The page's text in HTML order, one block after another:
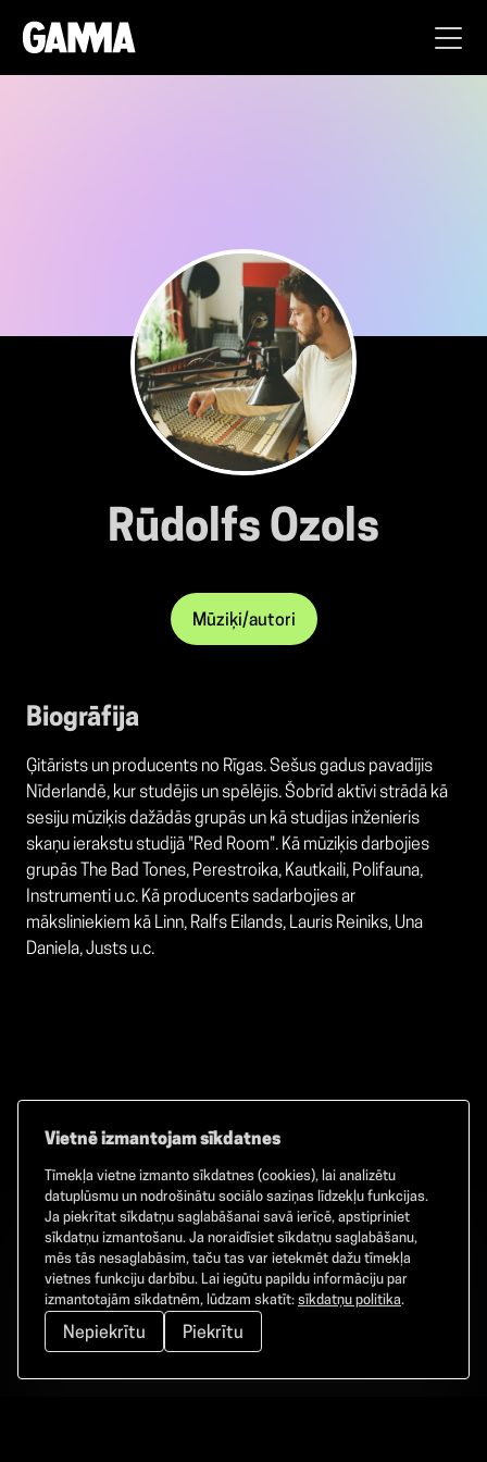
Rūdolfs Ozols
Mūziķi/autori
Biogrāfija
Ģitārists un producents no Rīgas. Sešus gadus pavadījis
Nīderlandē, kur studējis un spēlējis. Šobrīd aktīvi strādā kā
sesiju mūziķis dažādās grupās un kā studijas inženieris
skaņu ierakstu studijā "Red Room". Kā mūziķis darbojies
grupās The Bad Tones, Perestroika, Kautkaili, Polifauna,
Instrumenti u.c. Kā producents sadarbojies ar
māksliniekiem kā Linn, Ralfs Eilands, Lauris Reiniks, Una
Daniela, Justs u.c.
Facebook TikTok Instagram
©2026GAMMA. Visas tiesības aizsargātas.
Vietnē izmantojam sīkdatnes
Tīmekļa vietne izmanto sīkdatnes (cookies), lai analizētu
datuplūsmu un nodrošinātu sociālo saziņas līdzekļu funkcijas.
Ja piekrītat sīkdatņu saglabāšanai savā ierīcē, apstipriniet
sīkdatņu izmantošanu. Ja noraidīsiet sīkdatņu saglabāšanu,
mēs tās nesaglabāsim, taču tas var ietekmēt dažu tīmekļa
vietnes funkciju darbību. Lai iegūtu papildu informāciju par
izmantotajām sīkdatnēm, lūdzam skatīt: sīkdatņu politika.
Nepiekrītu Piekrītu